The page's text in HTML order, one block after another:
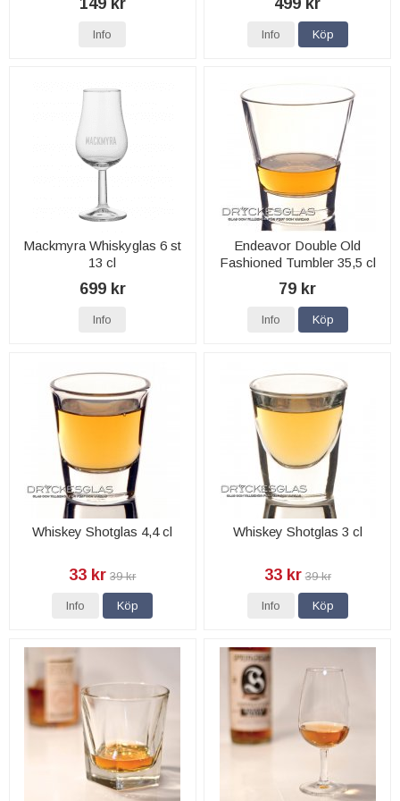
Info Info Köp
Mackmyra Whiskyglas 6 st
13 cl
699 kr
Info
Endeavor Double Old
Fashioned Tumbler 35,5 cl
79 kr
Info Köp
Whiskey Shotglas 4,4 cl
33 kr 39 kr
Info Köp
Whiskey Shotglas 3 cl
33 kr 39 kr
Info Köp